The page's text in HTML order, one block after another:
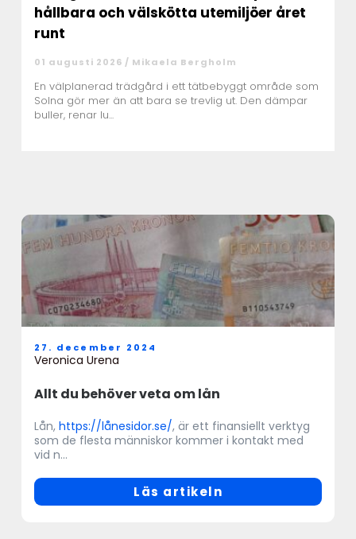
hållbara och välskötta utemiljöer året
runt
01 augusti 2026 / Mikaela Bergholm
En välplanerad trädgård i ett tätbebyggt område som
Solna gör mer än att bara se trevlig ut. Den dämpar
buller, renar lu...
Allt du behöver veta om lån
27. december 2024
Veronica Urena
Lån, https://lånesidor.se/, är ett finansiellt verktyg
som de flesta människor kommer i kontakt med
vid n...
Läs artikeln